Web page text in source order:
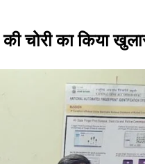
चोरी का किया